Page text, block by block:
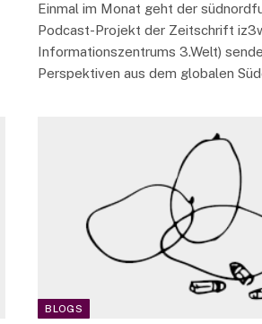
Einmal im Monat geht der
Podcast-Projekt der Zeitschrift
Informationszentrums 3.Welt)
Perspektiven aus dem globalen
BLOGS